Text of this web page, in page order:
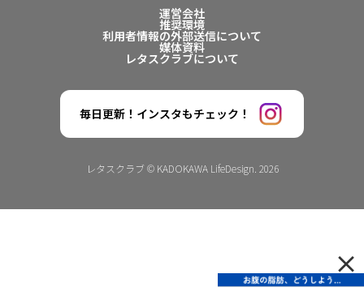
運営会社
推奨環境
利用者情報の外部送信について
媒体資料
レタスクラブについて
毎日更新！インスタもチェック！
レタスクラブ © KADOKAWA LifeDesign. 2026
×